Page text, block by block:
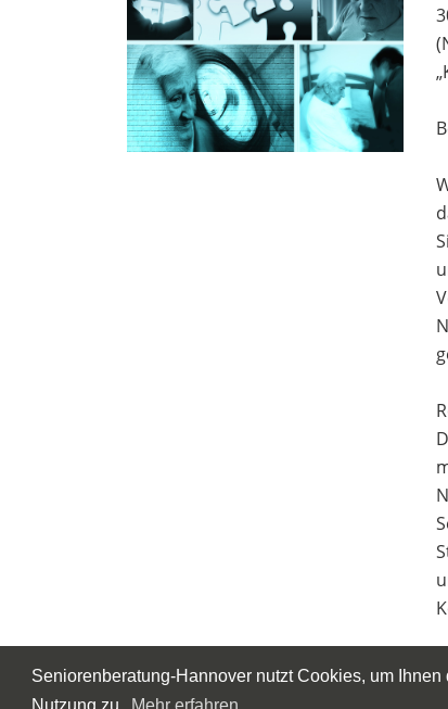
Seniorenberatung-Hannover nutzt Cookies, um
Nutzung zu.
Mehr erfahren